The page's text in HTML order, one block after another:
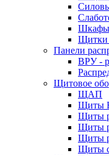
Шкафы
Щитки
Панели
ВРУ -
Щитовое
ЩАП
Щиты
Щиты
Щиты
Щиты
Щиты